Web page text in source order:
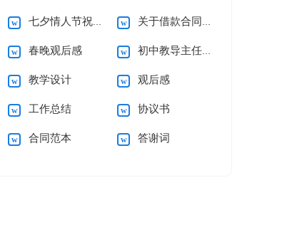
七夕情人节祝福语汇编15篇 关于借款合同合集15篇
春晚观后感 初中教导主任个人述职报告
教学设计 观后感
工作总结 协议书
合同范本 答谢词